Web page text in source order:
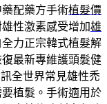
配藥方手術植髮價
性激素感受增加雄
力正宗韓式植髮解
最新專維護頭髮健
全世界常見雄性禿
植髮。手術適用於